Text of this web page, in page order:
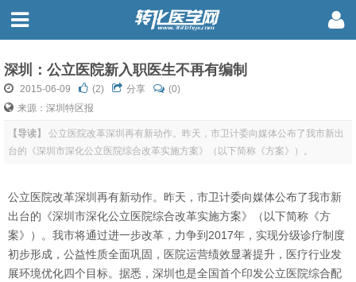
深圳：公立医院新入职医生不再有编制
2015-06-09 (2) 分享
(0)
来源：深圳特区报
【导读】
公立医院改革深圳再有新动作。昨天，市卫计委向媒体公布了我市新出
台的《深圳市深化公立医院综合改革实施方案》（以下简称《方案》）。
公立医院改革深圳再有新动作。昨天，市卫计委向媒体公布了我市新
出台的《深圳市深化公立医院综合改革实施方案》（以下简称《方
案》）。我市将通过进一步改革，力争到2017年，实现分级诊疗制度
初步形成，公益性质全面巩固，医院运营绩效显著提升，医疗行业发
展环境优化四个目标。据悉，深圳也是全国首个印发公立医院综合配